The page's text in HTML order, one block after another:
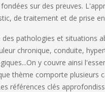
sur des preuves.
de traitement et de prise
des pathologies et situations
chronique, conduite,
y couvre ainsi
thème comporte plusieurs
références clés